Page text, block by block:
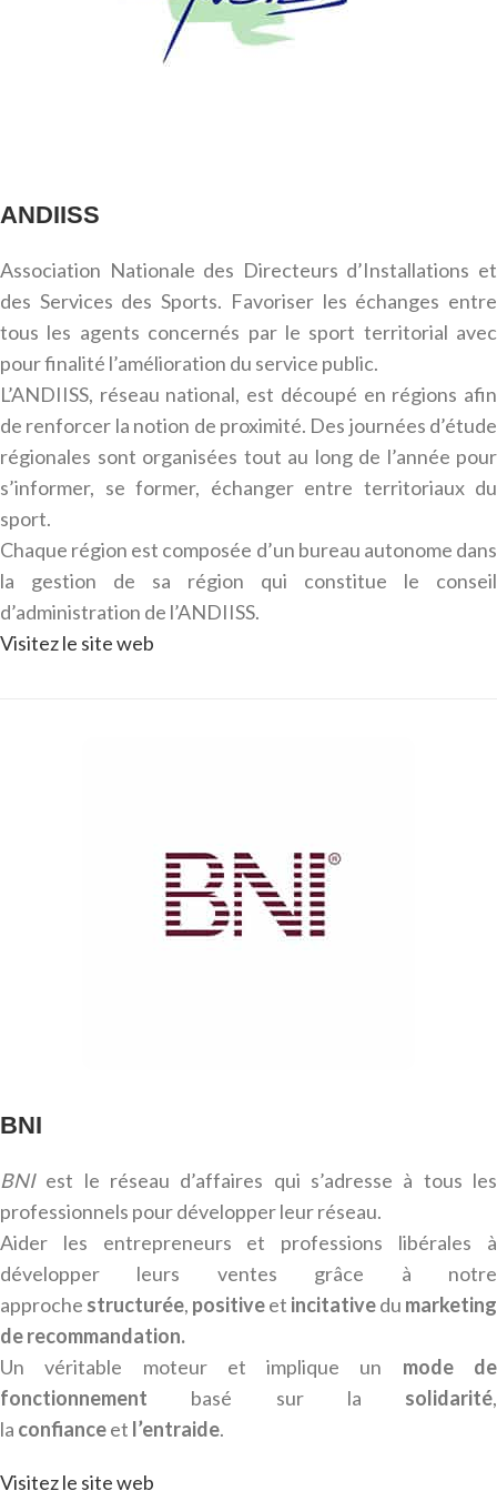
ANDIISS
Association Nationale des Directeurs d’Installations et
des Services des Sports. Favoriser les échanges entre
tous les agents concernés par le sport territorial avec
pour finalité l’amélioration du service public.
L’ANDIISS, réseau national, est découpé en régions afin
de renforcer la notion de proximité. Des journées d’étude
régionales sont organisées tout au long de l’année pour
s’informer, se former, échanger entre territoriaux du
sport.
Chaque région est composée d’un bureau autonome dans
la gestion de sa région qui constitue le conseil
d’administration de l’ANDIISS.
Visitez le site web
BNI
BNIest le réseau d’affaires qui s’adresse à tous les
professionnels pour développer leur réseau.
Aider les entrepreneurs et professions libérales à
développer leurs ventes grâce à notre
approche structurée, positiveet incitativedu marketing
de recommandation.
Un véritable moteur et implique un mode de
fonctionnement basé sur la solidarité,
la confianceet l’entraide.
Visitez le site web